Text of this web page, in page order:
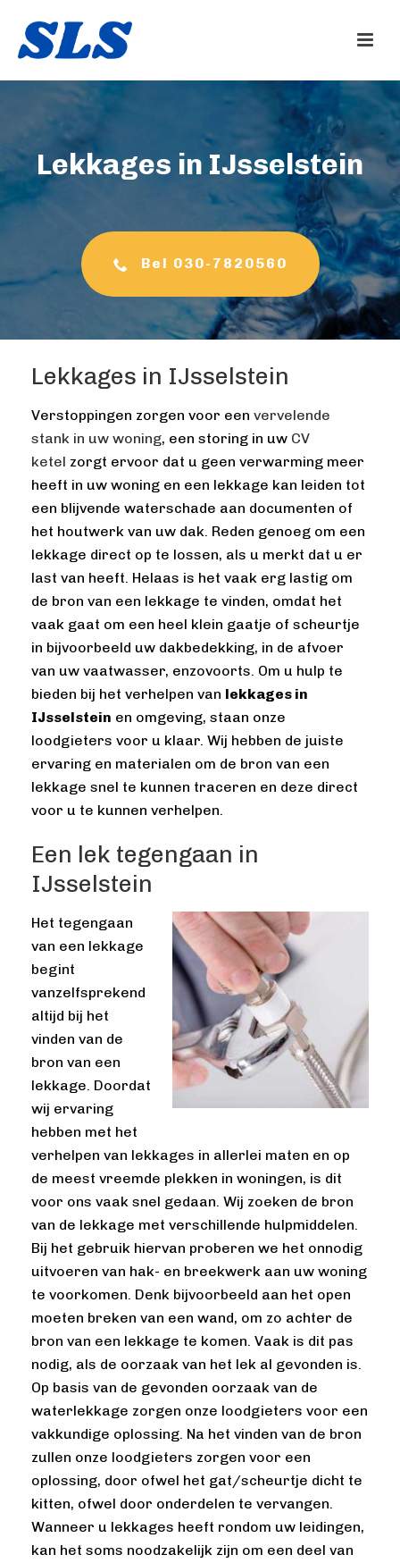
Lekkages in IJsselstein
Bel 030-7820560
Lekkages in IJsselstein
Verstoppingen zorgen voor een vervelende
stank in uw woning, een storing in uw CV
ketel zorgt ervoor dat u geen verwarming meer
heeft in uw woning en een lekkage kan leiden tot
een blijvende waterschade aan documenten of
het houtwerk van uw dak. Reden genoeg om een
lekkage direct op te lossen, als u merkt dat u er
last van heeft. Helaas is het vaak erg lastig om
de bron van een lekkage te vinden, omdat het
vaak gaat om een heel klein gaatje of scheurtje
in bijvoorbeeld uw dakbedekking, in de afvoer
van uw vaatwasser, enzovoorts. Om u hulp te
bieden bij het verhelpen van lekkages in
IJsselstein en omgeving, staan onze
loodgieters voor u klaar. Wij hebben de juiste
ervaring en materialen om de bron van een
lekkage snel te kunnen traceren en deze direct
voor u te kunnen verhelpen.
Een lek tegengaan in
IJsselstein
Het tegengaan
van een lekkage
begint
vanzelfsprekend
altijd bij het
vinden van de
bron van een
lekkage. Doordat
wij ervaring
hebben met het
verhelpen van lekkages in allerlei maten en op
de meest vreemde plekken in woningen, is dit
voor ons vaak snel gedaan. Wij zoeken de bron
van de lekkage met verschillende hulpmiddelen.
Bij het gebruik hiervan proberen we het onnodig
uitvoeren van hak- en breekwerk aan uw woning
te voorkomen. Denk bijvoorbeeld aan het open
moeten breken van een wand, om zo achter de
bron van een lekkage te komen. Vaak is dit pas
nodig, als de oorzaak van het lek al gevonden is.
Op basis van de gevonden oorzaak van de
waterlekkage zorgen onze loodgieters voor een
vakkundige oplossing. Na het vinden van de bron
zullen onze loodgieters zorgen voor een
oplossing, door ofwel het gat/scheurtje dicht te
kitten, ofwel door onderdelen te vervangen.
Wanneer u lekkages heeft rondom uw leidingen,
kan het soms noodzakelijk zijn om een deel van